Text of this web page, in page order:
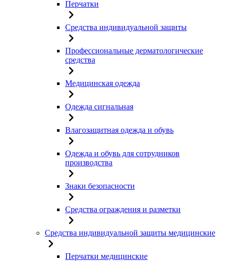
Перчатки
Средства индивидуальной защиты
Профессиональные дерматологические
средства
Медицинская одежда
Одежда сигнальная
Влагозащитная одежда и обувь
Одежда и обувь для сотрудников
производства
Знаки безопасности
Средства ограждения и разметки
Средства индивидуальной защиты медицинские
Перчатки медицинские